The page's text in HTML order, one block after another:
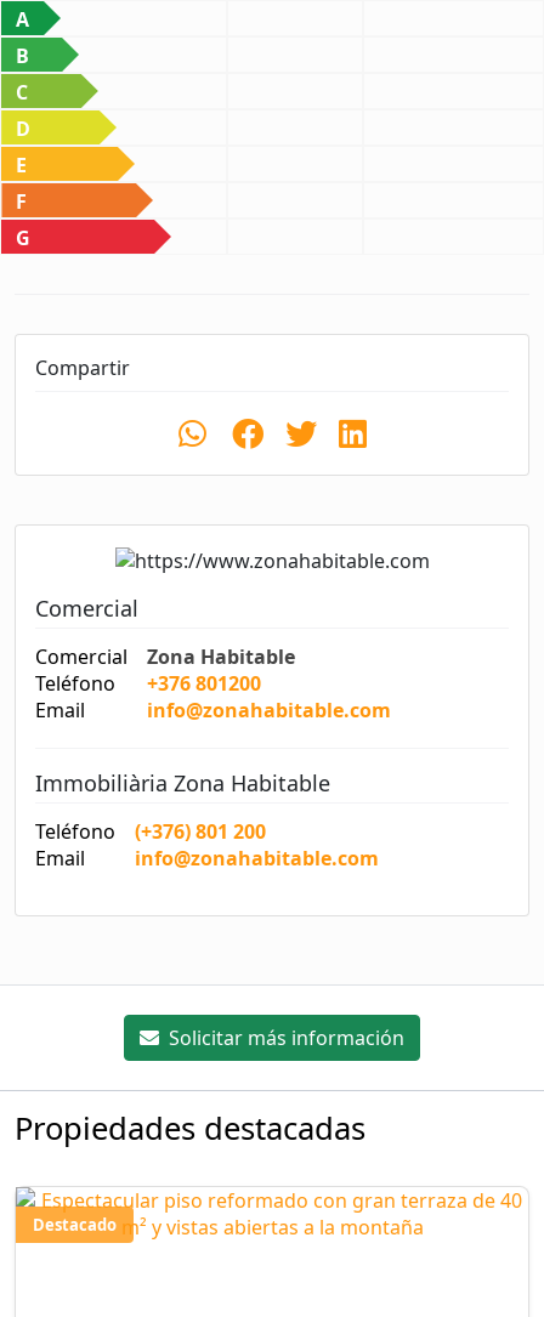
A
B
C
D
E
F
G
Compartir
Comercial
Comercial
Zona Habitable
Teléfono
+376 801200
Email
info@zonahabitable.com
Immobiliària Zona Habitable
Teléfono
(+376) 801 200
Email
info@zonahabitable.com
Solicitar más información
Propiedades destacadas
Destacado